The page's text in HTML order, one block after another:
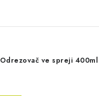
Odrezovač ve spreji 400ml